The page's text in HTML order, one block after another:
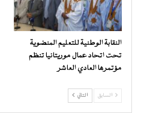
النقابة الوطنية للتعليم المنضوية
تحت اتحاد عمال موريتانيا تنظم
مؤتمرها العادي العاشر
السابق التالي